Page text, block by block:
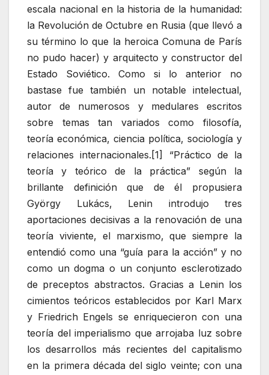
escala nacional en la historia de la humanidad:
la Revolución de Octubre en Rusia (que llevó a
su término lo que la heroica Comuna de París
no pudo hacer) y arquitecto y constructor del
Estado Soviético. Como si lo anterior no
bastase fue también un notable intelectual,
autor de numerosos y medulares escritos
sobre temas tan variados como filosofía,
teoría económica, ciencia política, sociología y
relaciones internacionales.[1] “Práctico de la
teoría y teórico de la práctica” según la
brillante definición que de él propusiera
György Lukács, Lenin introdujo tres
aportaciones decisivas a la renovación de una
teoría viviente, el marxismo, que siempre la
entendió como una “guía para la acción” y no
como un dogma o un conjunto esclerotizado
de preceptos abstractos. Gracias a Lenin los
cimientos teóricos establecidos por Karl Marx
y Friedrich Engels se enriquecieron con una
teoría del imperialismo que arrojaba luz sobre
los desarrollos más recientes del capitalismo
en la primera década del siglo veinte; con una